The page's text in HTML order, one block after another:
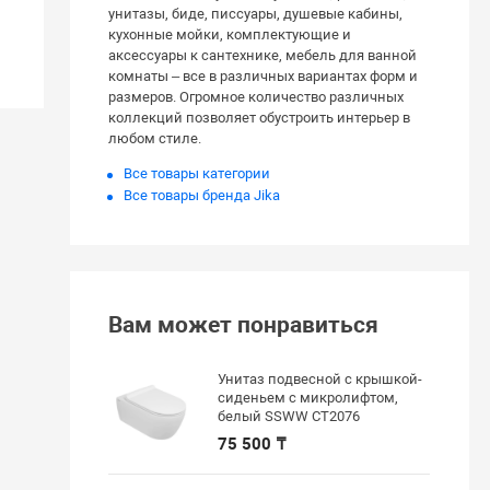
унитазы, биде, писсуары, душевые кабины,
кухонные мойки, комплектующие и
аксессуары к сантехнике, мебель для ванной
комнаты – все в различных вариантах форм и
размеров. Огромное количество различных
коллекций позволяет обустроить интерьер в
любом стиле.
Все товары категории
Все товары бренда Jika
Вам может понравиться
Унитаз подвесной с крышкой-
сиденьем с микролифтом,
белый SSWW CT2076
75 500 ₸